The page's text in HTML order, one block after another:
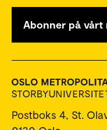
Abonner på vårt
Postboks 4, St.